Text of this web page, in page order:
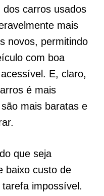
carros usados
mais
novos, permitindo
com boa
E, claro,
é mais
mais baratas e
que seja
baixo custo de
impossível.